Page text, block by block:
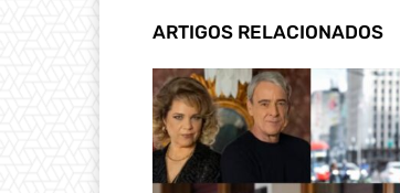
ARTIGOS RELACIONADOS